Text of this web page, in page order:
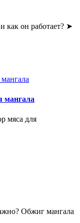
как он работает? ➤
мангала
мяса для
Обжиг мангала